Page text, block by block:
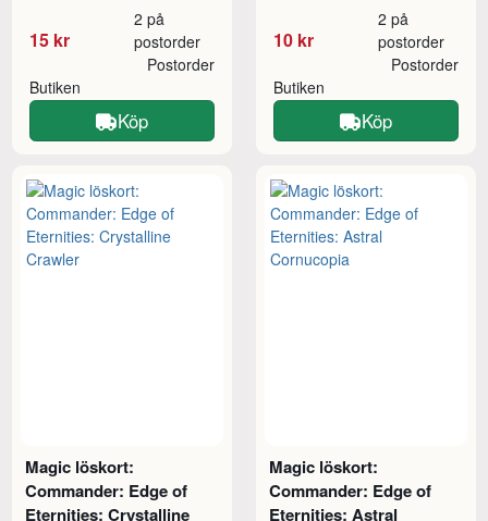
15 kr
2 på
postorder
Butiken
Postorder
Köp
10 kr
2 på
postorder
Butiken
Postorder
Köp
Magic löskort:
Commander: Edge of
Eternities: Crystalline
Magic löskort:
Commander: Edge of
Eternities: Astral